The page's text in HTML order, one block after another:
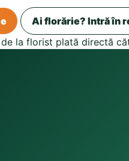
Ai florărie? Intră în
la florist plată directă